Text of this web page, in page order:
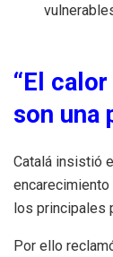
“El
son una
Catalá insistió
encarecimiento
los principales
Por ello